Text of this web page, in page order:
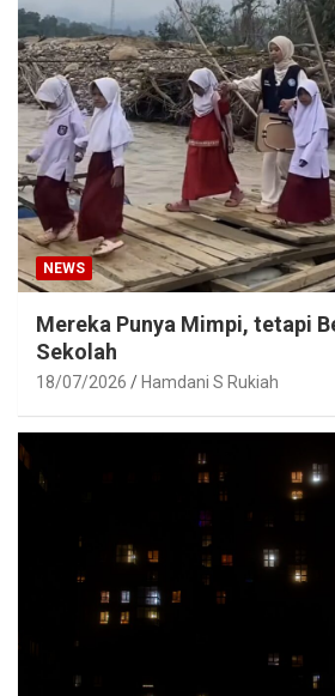
NEWS
Mereka Punya Mimpi, tetapi
Sekolah
18/07/2026 Hamdani S Rukiah